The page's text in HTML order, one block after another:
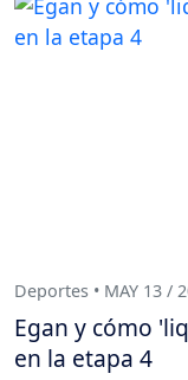
Deportes • MAY 13 /
Egan y cómo
en la etapa 4